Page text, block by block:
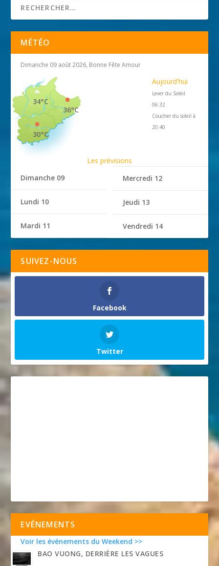
MÉTÉO
Dimanche 09 août 2026, Bonne Fête Amour
36°C
34°C
30°C
Aujourd'hui
Lever du Soleil
06:32
Coucher du soleil à
20:40
Les prévisions
Dimanche 09
Lundi 10
Mardi 11
Mercredi 12
Jeudi 13
Vendredi 14
SUIVEZ-NOUS
Facebook
Twitter
EVÉNEMENTS
Voir les événements du Weekend >>
BAO VUONG, DERRIÈRE LES VAGUES